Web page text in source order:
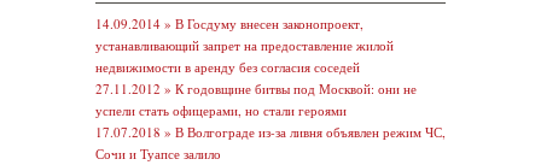
14.09.2014 » В Госдуму внесен законопроект,
устанавливающий запрет на предоставление жилой
недвижимости в аренду без согласия соседей
27.11.2012 » К годовщине битвы под Москвой: они не
успели стать офицерами, но стали героями
17.07.2018 » В Волгограде из-за ливня объявлен режим ЧС,
Сочи и Туапсе залило